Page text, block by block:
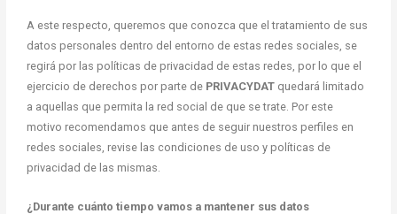
A este respecto, queremos que conozca que el tratamiento de sus
datos personales dentro del entorno de estas redes sociales, se
regirá por las políticas de privacidad de estas redes, por lo que el
ejercicio de derechos por parte de PRIVACYDATquedará limitado
a aquellas que permita la red social de que se trate. Por este
motivo recomendamos que antes de seguir nuestros perfiles en
redes sociales, revise las condiciones de uso y políticas de
privacidad de las mismas.
¿Durante cuánto tiempo vamos a mantener sus datos